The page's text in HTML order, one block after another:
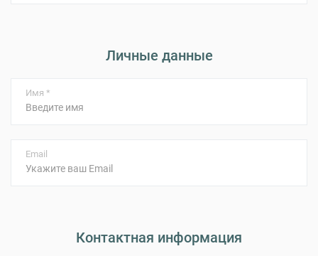
Личные данные
Имя *
Email
Контактная информация